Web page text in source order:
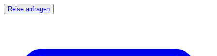
Reise anfragen